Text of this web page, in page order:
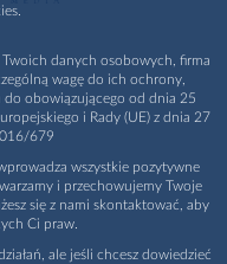
danych osobowych, firma
wagę do ich ochrony,
do obowiązującego od dnia 25
i Rady (UE) z dnia 27
679
wszystkie pozytywne
i przechowujemy Twoje
się z nami skontaktować, aby
Ci praw.
ale jeśli chcesz dowiedzieć